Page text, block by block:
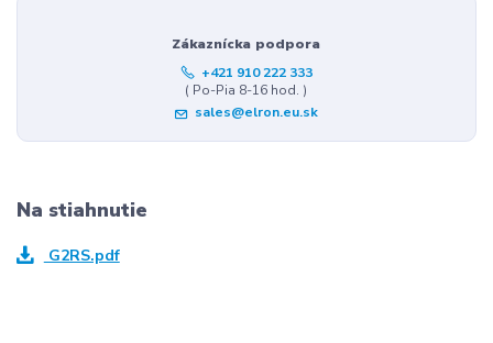
Zákaznícka podpora
+421 910 222 333
( Po-Pia 8-16 hod. )
sales@elron.eu.sk
Na stiahnutie
G2RS.pdf